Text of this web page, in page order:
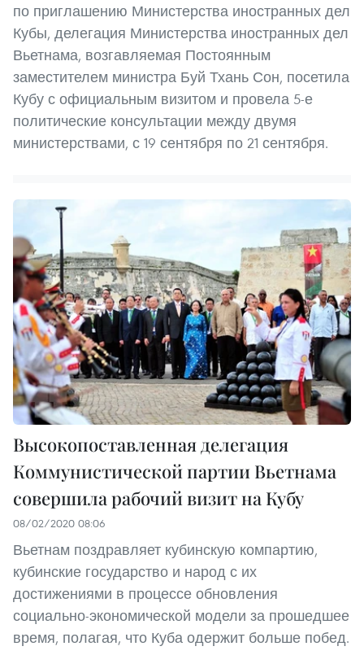
по приглашению Министерства иностранных дел
Кубы, делегация Министерства иностранных дел
Вьетнама, возгавляемая Постоянным
заместителем министра Буй Тхань Сон, посетила
Кубу с официальным визитом и провела 5-е
политические консультации между двумя
министерствами, с 19 сентября по 21 сентября.
Высокопоставленная делегация
Коммунистической партии Вьетнама
совершила рабочий визит на Кубу
08/02/2020 08:06
Вьетнам поздравляет кубинскую компартию,
кубинские государство и народ с их
достижениями в процессе обновления
социально-экономической модели за прошедшее
время, полагая, что Куба одержит больше побед.